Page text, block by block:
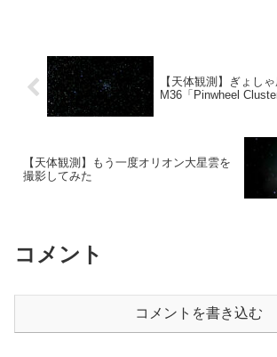
【天体観測】ぎょし
M36「Pinwheel
【天体観測】もう一度オリオン大星雲を
撮影してみた
コメント
コメントを書き込む